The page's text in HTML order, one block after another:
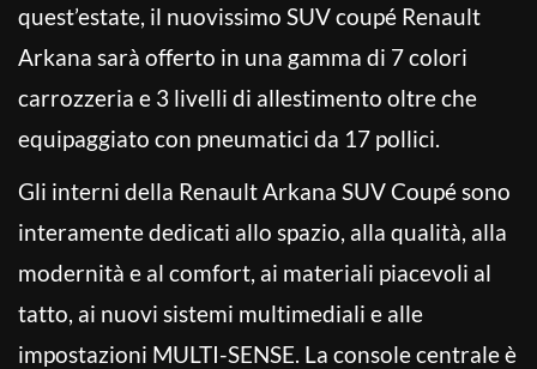
quest’estate, il nuovissimo SUV coupé Renault
Arkana sarà offerto in una gamma di 7 colori
carrozzeria e 3 livelli di allestimento oltre che
equipaggiato con pneumatici da 17 pollici.
Gli interni della Renault Arkana SUV Coupé sono
interamente dedicati allo spazio, alla qualità, alla
modernità e al comfort, ai materiali piacevoli al
tatto, ai nuovi sistemi multimediali e alle
impostazioni MULTI-SENSE. La console centrale è